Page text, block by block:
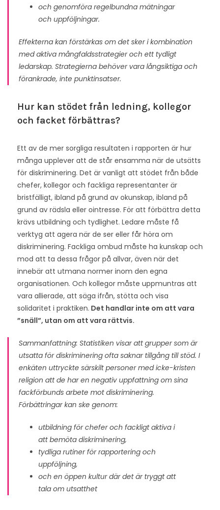
och genomföra regelbundna mätningar
och uppföljningar​.
Effekterna kan förstärkas om det sker i kombination
med aktiva mångfaldsstrategier och ett tydligt
ledarskap. Strategierna behöver vara långsiktiga och
förankrade, inte punktinsatser.
Hur kan stödet från ledning, kollegor
och facket förbättras?
Ett av de mer sorgliga resultaten i rapporten är hur
många upplever att de står ensamma när de utsätts
för diskriminering. Det är vanligt att stödet från både
chefer, kollegor och fackliga representanter är
bristfälligt, ibland på grund av okunskap, ibland på
grund av rädsla eller ointresse. För att förbättra detta
krävs utbildning och tydlighet. Ledare måste få
verktyg att agera när de ser eller får höra om
diskriminering. Fackliga ombud måste ha kunskap och
mod att ta dessa frågor på allvar, även när det
innebär att utmana normer inom den egna
organisationen. Och kollegor måste uppmuntras att
vara allierade, att säga ifrån, stötta och visa
solidaritet i praktiken. Det handlar inte om att vara
”snäll”, utan om att vara rättvis.
Sammanfattning: Statistiken visar att grupper som är
utsatta för diskriminering ofta saknar tillgång till stöd. I
enkäten uttryckte särskilt personer med icke-kristen
religion att de har en negativ uppfattning om sina
fackförbunds arbete mot diskriminering.
Förbättringar kan ske genom:
utbildning för chefer och fackligt aktiva i
att bemöta diskriminering,
tydliga rutiner för rapportering och
uppföljning,
och en öppen kultur där det är tryggt att
tala om utsatthet